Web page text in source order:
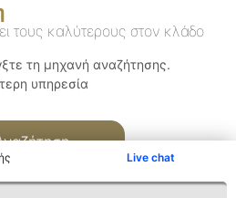
Live chat
τους καλύτερους στον κλάδο
τη μηχανή αναζήτησης.
υπηρεσία